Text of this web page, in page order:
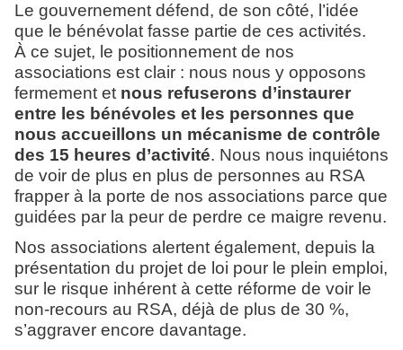
Le gouvernement défend, de son côté, l’idée
que le bénévolat fasse partie de ces activités.
À ce sujet, le positionnement de nos
associations est clair : nous nous y opposons
fermement et nous refuserons d’instaurer
entre les bénévoles et les personnes que
nous accueillons un mécanisme de contrôle
des 15 heures d’activité. Nous nous inquiétons
de voir de plus en plus de personnes au RSA
frapper à la porte de nos associations parce que
guidées par la peur de perdre ce maigre revenu.
Nos associations alertent également, depuis la
présentation du projet de loi pour le plein emploi,
sur le risque inhérent à cette réforme de voir le
non-recours au RSA, déjà de plus de 30 %,
s’aggraver encore davantage.